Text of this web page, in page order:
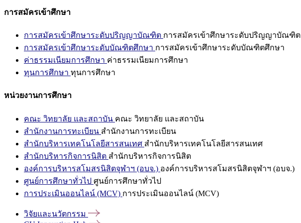
การสมัครเข้าศึกษา
การสมัครเข้าศึกษาระดับปริญญาบัณฑิต การสมัครเข้าศึกษาระดับปริญญาบัณฑิต
การสมัครเข้าศึกษาระดับบัณฑิตศึกษา การสมัครเข้าศึกษาระดับบัณฑิตศึกษา
ค่าธรรมเนียมการศึกษา ค่าธรรมเนียมการศึกษา
ทุนการศึกษา ทุนการศึกษา
หน่วยงานการศึกษา
คณะ วิทยาลัย และสถาบัน คณะ วิทยาลัย และสถาบัน
สำนักงานการทะเบียน สำนักงานการทะเบียน
สำนักบริหารเทคโนโลยีสารสนเทศ สำนักบริหารเทคโนโลยีสารสนเทศ
สำนักบริหารกิจการนิสิต สำนักบริหารกิจการนิสิต
องค์การบริหารสโมสรนิสิตจุฬาฯ (อบจ.) องค์การบริหารสโมสรนิสิตจุฬาฯ (อบจ.)
ศูนย์การศึกษาทั่วไป ศูนย์การศึกษาทั่วไป
การประเมินออนไลน์ (MCV) การประเมินออนไลน์ (MCV)
วิจัยและนวัตกรรม